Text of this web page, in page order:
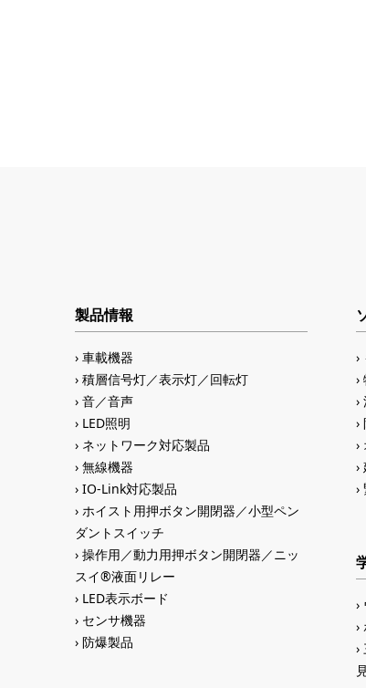
製品情報
車載機器
積層信号灯／表示灯／回転灯
音／音声
LED照明
ネットワーク対応製品
無線機器
IO-Link対応製品
ホイスト用押ボタン開閉器／小型ペン
ダントスイッチ
操作用／動力用押ボタン開閉器／ニッ
スイ®液面リレー
LED表示ボード
センサ機器
防爆製品